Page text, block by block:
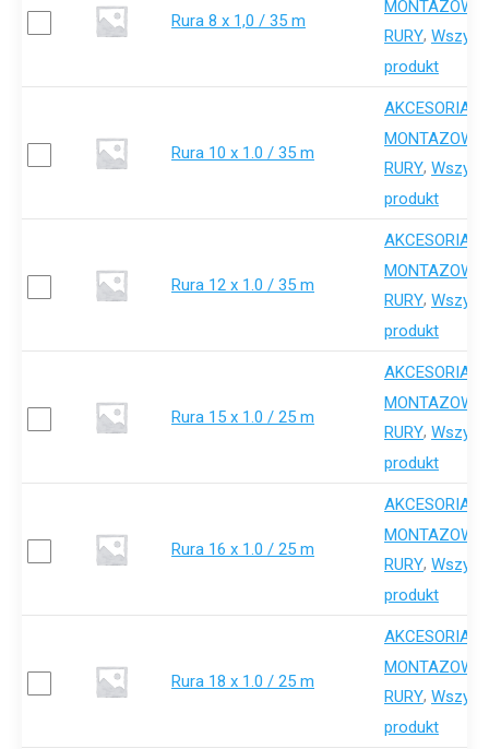
Rura 8 x 1,0 / 35 m
MONTAZOWE
RURY,
produkt
Rura 10 x 1.0 / 35 m
AKCESORIA-
MONTAZOWE
RURY,
produkt
Rura 12 x 1.0 / 35 m
AKCESORIA-
MONTAZOWE
RURY,
produkt
Rura 15 x 1.0 / 25 m
AKCESORIA-
MONTAZOWE
RURY,
produkt
Rura 16 x 1.0 / 25 m
AKCESORIA-
MONTAZOWE
RURY,
produkt
Rura 18 x 1.0 / 25 m
AKCESORIA-
MONTAZOWE
RURY,
produkt